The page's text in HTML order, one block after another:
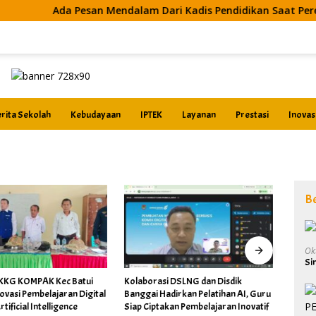
Ada Pesan Mendalam Dari Kadis Pendidikan Saat Peresmian
Sekolah Kebudayaan IPTEK Layanan Prestasi
dan Disdik
Pelatihan AI, Guru
Pembelajaran Inovatif
Sekdis Hadiri Langsung Kegiatan
KKG Toili Jaya Penyusunan Soal
ASAT Tahun 2026